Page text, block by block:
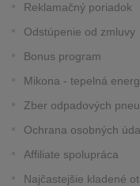
Reklamačný poriadok
Odstúpenie od zmluvy
Bonus program
Mikona - tepelná
Zber odpadových
Ochrana osobných
Affiliate spolupráca
Najčastejšie kladené